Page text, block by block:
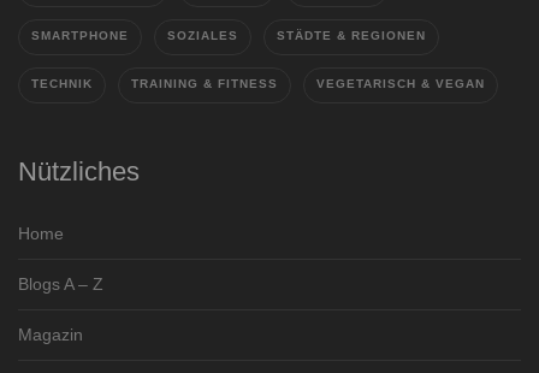
SMARTPHONE SOZIALES STÄDTE & REGIONEN
TECHNIK TRAINING & FITNESS VEGETARISCH & VEGAN
Nützliches
Home
Blogs A – Z
Magazin